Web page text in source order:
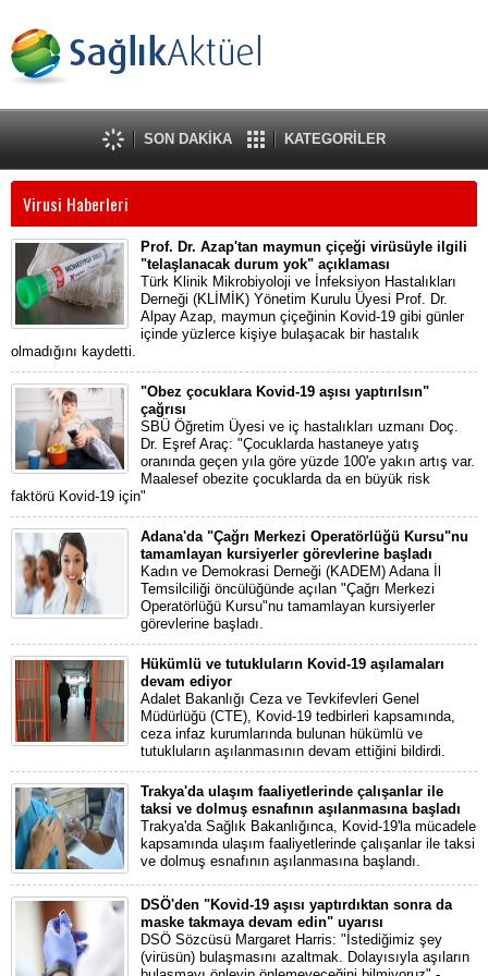
SON DAKİKA KATEGORİLER
Virusi Haberleri
Prof. Dr. Azap'tan maymun çiçeği virüsüyle ilgili
"telaşlanacak durum yok" açıklaması
Türk Klinik Mikrobiyoloji ve İnfeksiyon Hastalıkları
Derneği (KLİMİK) Yönetim Kurulu Üyesi Prof. Dr.
Alpay Azap, maymun çiçeğinin Kovid-19 gibi günler
içinde yüzlerce kişiye bulaşacak bir hastalık
olmadığını kaydetti.
"Obez çocuklara Kovid-19 aşısı yaptırılsın"
çağrısı
SBÜ Öğretim Üyesi ve iç hastalıkları uzmanı Doç.
Dr. Eşref Araç: "Çocuklarda hastaneye yatış
oranında geçen yıla göre yüzde 100'e yakın artış var.
Maalesef obezite çocuklarda da en büyük risk
faktörü Kovid-19 için"
Adana'da "Çağrı Merkezi Operatörlüğü Kursu"nu
tamamlayan kursiyerler görevlerine başladı
Kadın ve Demokrasi Derneği (KADEM) Adana İl
Temsilciliği öncülüğünde açılan "Çağrı Merkezi
Operatörlüğü Kursu"nu tamamlayan kursiyerler
görevlerine başladı.
Hükümlü ve tutukluların Kovid-19 aşılamaları
devam ediyor
Adalet Bakanlığı Ceza ve Tevkifevleri Genel
Müdürlüğü (CTE), Kovid-19 tedbirleri kapsamında,
ceza infaz kurumlarında bulunan hükümlü ve
tutukluların aşılanmasının devam ettiğini bildirdi.
Trakya'da ulaşım faaliyetlerinde çalışanlar ile
taksi ve dolmuş esnafının aşılanmasına başladı
Trakya'da Sağlık Bakanlığınca, Kovid-19'la mücadele
kapsamında ulaşım faaliyetlerinde çalışanlar ile taksi
ve dolmuş esnafının aşılanmasına başlandı.
DSÖ'den "Kovid-19 aşısı yaptırdıktan sonra da
maske takmaya devam edin" uyarısı
DSÖ Sözcüsü Margaret Harris: "İstediğimiz şey
(virüsün) bulaşmasını azaltmak. Dolayısıyla aşıların